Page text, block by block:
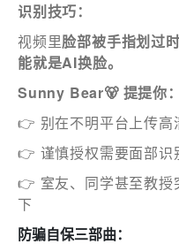
识别技巧：
视频里脸部被手指划过
能就是AI换脸。
Sunny Bear🐻 提提你：
👉 别在不明平台上传高
👉 谨慎授权需要面部识
👉 室友、同学甚至教授
下
防骗自保三部曲：